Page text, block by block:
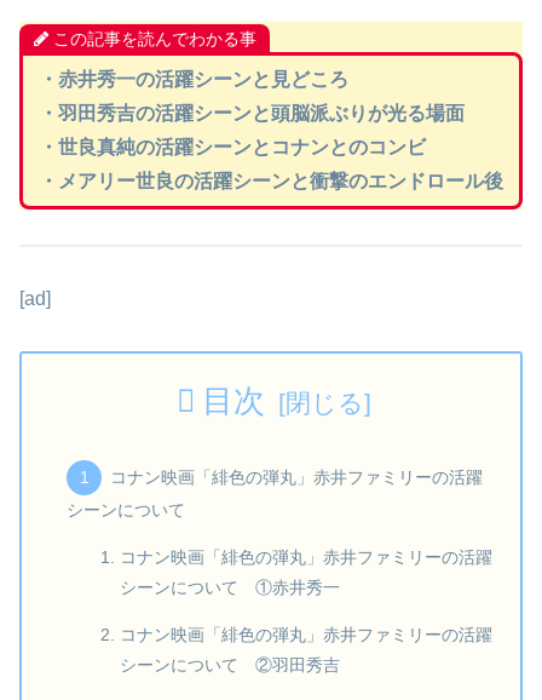
この記事を読んでわかる事
・赤井秀一の活躍シーンと見どころ
・羽田秀吉の活躍シーンと頭脳派ぶりが光る場面
・世良真純の活躍シーンとコナンとのコンビ
・メアリー世良の活躍シーンと衝撃のエンドロール後
[ad]
目次
コナン映画「緋色の弾丸」赤井ファミリーの活躍
シーンについて
コナン映画「緋色の弾丸」赤井ファミリーの活躍
シーンについて ①赤井秀一
コナン映画「緋色の弾丸」赤井ファミリーの活躍
シーンについて ②羽田秀吉